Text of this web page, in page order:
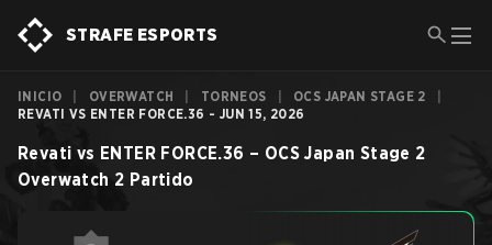
STRAFE ESPORTS
INICIO OVERWATCH TORNEOS OCS JAPAN STAGE 2
REVATI VS ENTER FORCE.36 - JUN 15, 2026
Revati vs ENTER FORCE.36 – OCS Japan Stage 2
Overwatch 2 Partido